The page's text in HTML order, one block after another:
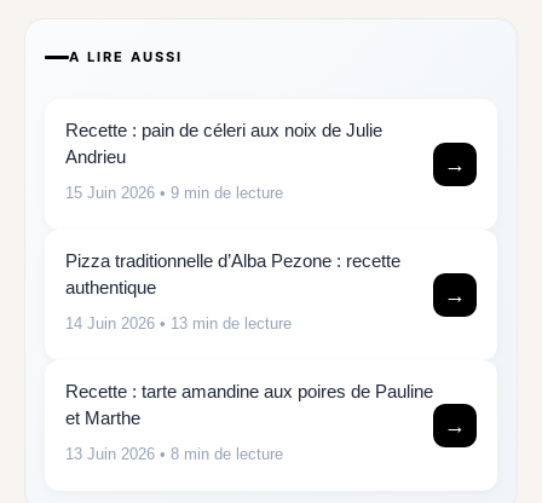
A LIRE AUSSI
Recette : pain de céleri aux noix de Julie
Andrieu
15 Juin 2026 • 9 min de lecture
→
Pizza traditionnelle d’Alba Pezone : recette
authentique
14 Juin 2026 • 13 min de lecture
→
Recette : tarte amandine aux poires de Pauline
et Marthe
13 Juin 2026 • 8 min de lecture
→